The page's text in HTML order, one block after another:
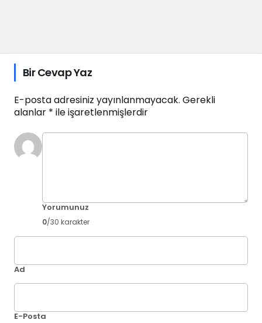
Bir Cevap Yaz
E-posta adresiniz yayınlanmayacak. Gerekli
alanlar * ile işaretlenmişlerdir
Yorumunuz
0/30 karakter
Ad
E-Posta